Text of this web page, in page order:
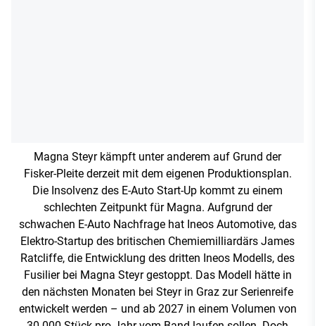
Magna Steyr kämpft unter anderem auf Grund der
Fisker-Pleite derzeit mit dem eigenen Produktionsplan.
Die Insolvenz des E-Auto Start-Up kommt zu einem
schlechten Zeitpunkt für Magna. Aufgrund der
schwachen E-Auto Nachfrage hat Ineos Automotive, das
Elektro-Startup des britischen Chemiemilliardärs James
Ratcliffe, die Entwicklung des dritten Ineos Modells, des
Fusilier bei Magna Steyr gestoppt. Das Modell hätte in
den nächsten Monaten bei Steyr in Graz zur Serienreife
entwickelt werden – und ab 2027 in einem Volumen von